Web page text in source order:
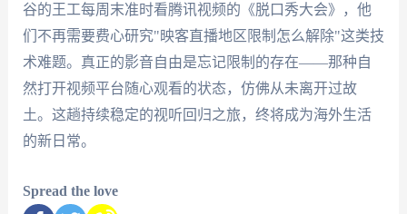
谷的王工每周末准时看腾讯视频的《脱口秀大会》，他
们不再需要费心研究"映客直播地区限制怎么解除"这类技
术难题。真正的影音自由是忘记限制的存在——那种自
然打开视频平台随心观看的状态，仿佛从未离开过故
土。这趟持续稳定的视听回归之旅，终将成为海外生活
的新日常。
Spread the love